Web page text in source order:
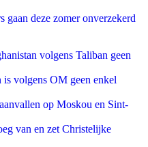
gaan deze zomer onverzekerd
volgens Taliban geen
volgens OM geen enkel
op Moskou en Sint-
van en zet Christelijke